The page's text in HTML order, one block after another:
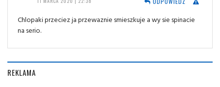
Chlopaki przeciez ja przewaznie smieszkuje a wy sie spinacie
na serio.
REKLAMA